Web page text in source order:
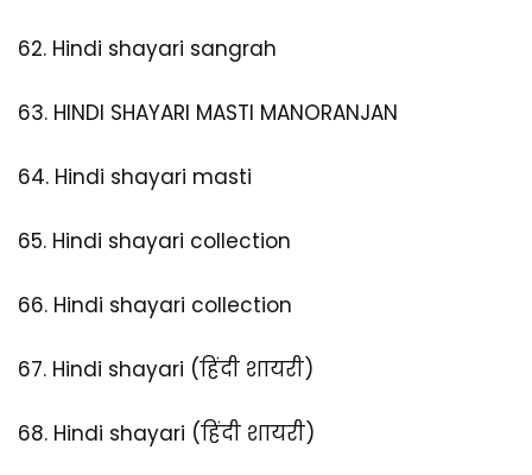
62. Hindi shayari sangrah
63. HINDI SHAYARI MASTI MANORANJAN
64. Hindi shayari masti
65. Hindi shayari collection
66. Hindi shayari collection
67. Hindi shayari (हिंदी शायरी)
68. Hindi shayari (हिंदी शायरी)